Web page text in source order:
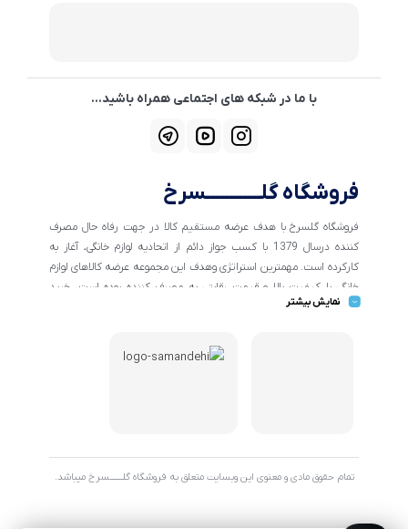
با ما در شبکه های اجتماعی همراه باشید...
فروشگاه گلــــــــــــسرخ
فروشگاه گلسرخ با هدف عرضه مستقیم کالا در جهت رفاه حال مصرف
کننده درسال 1379 با کسب جواز دائم از اتحادیه لوازم خانگی، آغاز به
کارکرده است. مهمترین استراتژی وهدف این مجموعه عرضه کالاهای لوازم
خانگی با کیفیت بالا و قیمت رقابتی به مصرف کننده بوده است. خرید
کالاهای خانگی و تهیه جهیزیه دراین فروشگاه آسان ومطمئن صورت می
فروشگاه اینترنتی گلسرخ به خدمت رسانی گسترده تر و با شرایط بهتر
نمایش بیشتر
تمام حقوق مادی و معنوی این وبسایت متعلق به فروشگاه گلـــــــسرخ میباشد.